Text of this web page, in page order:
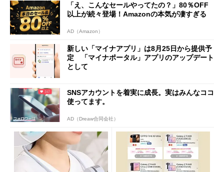
「え、こんなセールやってたの？」80％OFF
以上が続々登場！Amazonの本気が凄すぎる
AD（Amazon）
新しい「マイナアプリ」は8月25日から提供予
定 「マイナポータル」アプリのアップデート
として
SNSアカウントを着実に成長。実はみんなココ
使ってます。
AD（Dreaw合同会社）